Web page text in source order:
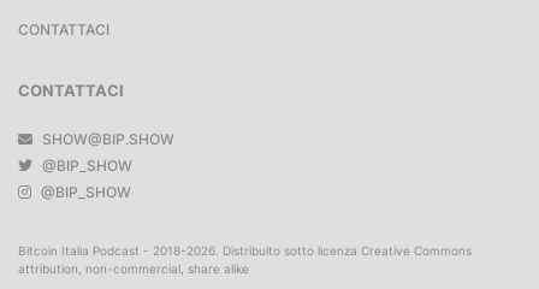
CONTATTACI
CONTATTACI
SHOW@BIP.SHOW
@BIP_SHOW
@BIP_SHOW
Bitcoin Italia Podcast - 2018-2026. Distribuito sotto licenza Creative Commons
attribution, non-commercial, share alike